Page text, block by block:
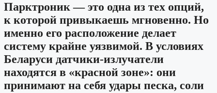
Парктроник — это одна из тех опций,
к которой привыкаешь мгновенно. Но
именно его расположение делает
систему крайне уязвимой. В условиях
Беларуси датчики-излучатели
находятся в «красной зоне»: они
принимают на себя удары песка, соли